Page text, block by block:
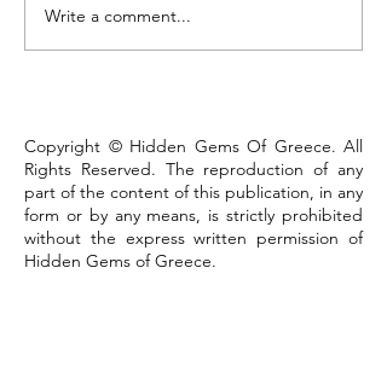
Lake Kastoria, the walk
that defines the town
Write a comment...
Copyright © Hidden Gems Of Greece. All
Rights Reserved. The reproduction of any
part of the content of this publication, in any
form or by any means, is strictly prohibited
without the express written permission of
Hidden Gems of Greece.